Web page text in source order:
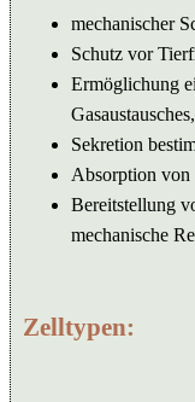
mechanischer
Schutz vor
Ermöglichung
Gasaustausches,
Sekretion
Absorption von
Bereitstellung
mechanische
Zelltypen: